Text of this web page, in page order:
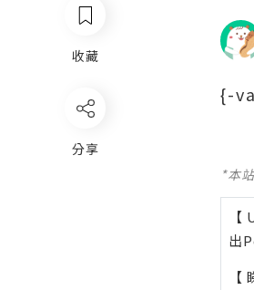
{-
*本
出
收藏
分享